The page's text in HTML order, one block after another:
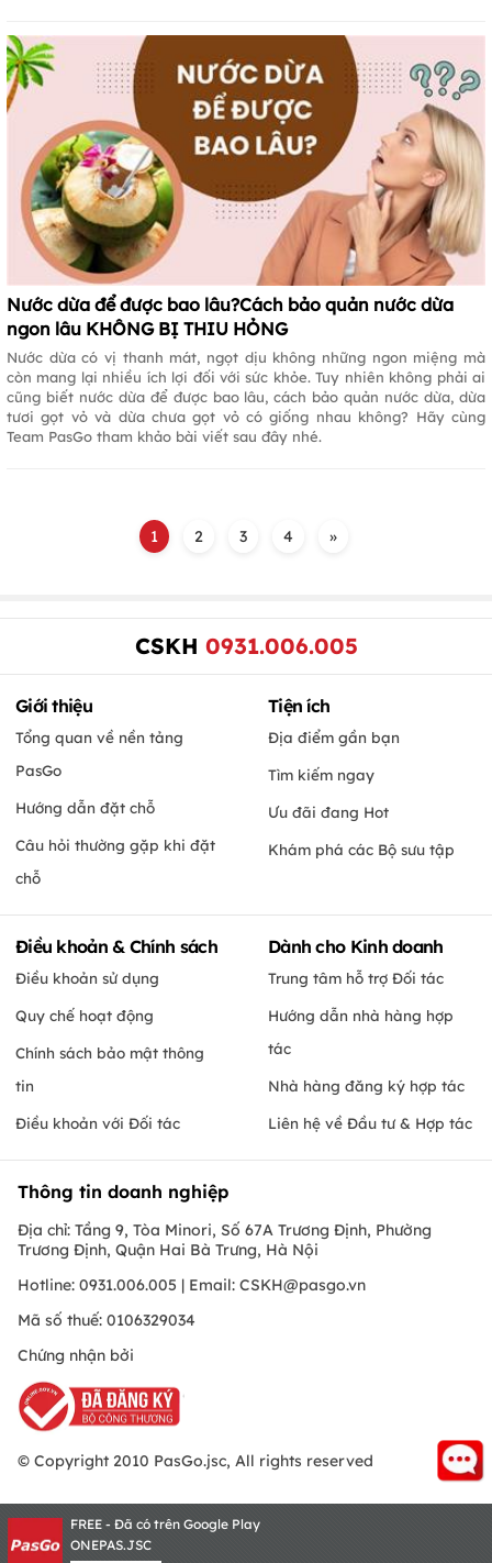
Nước dừa để được bao lâu?Cách bảo quản nước dừa
ngon lâu KHÔNG BỊ THIU HỎNG
Nước dừa có vị thanh mát, ngọt dịu không những ngon miệng mà
còn mang lại nhiều ích lợi đối với sức khỏe. Tuy nhiên không phải ai
cũng biết nước dừa để được bao lâu, cách bảo quản nước dừa, dừa
tươi gọt vỏ và dừa chưa gọt vỏ có giống nhau không? Hãy cùng
Team PasGo tham khảo bài viết sau đây nhé.
1 2 3 4 »
CSKH 0931.006.005
Giới thiệu
Tổng quan về nền tảng
PasGo
Hướng dẫn đặt chỗ
Câu hỏi thường gặp khi đặt
chỗ
Tiện ích
Địa điểm gần bạn
Tìm kiếm ngay
Ưu đãi đang Hot
Khám phá các Bộ sưu tập
Điều khoản & Chính sách
Điều khoản sử dụng
Quy chế hoạt động
Chính sách bảo mật thông
tin
Điều khoản với Đối tác
Dành cho Kinh doanh
Trung tâm hỗ trợ Đối tác
Hướng dẫn nhà hàng hợp
tác
Nhà hàng đăng ký hợp tác
Liên hệ về Đầu tư & Hợp tác
Thông tin doanh nghiệp
Địa chỉ: Tầng 9, Tòa Minori, Số 67A Trương Định, Phường
Trương Định, Quận Hai Bà Trưng, Hà Nội
Hotline: 0931.006.005 | Email: CSKH@pasgo.vn
Mã số thuế: 0106329034
Chứng nhận bởi
© Copyright 2010 PasGo.jsc, All rights reserved
FREE - Đã có trên Google Play
ONEPAS.JSC